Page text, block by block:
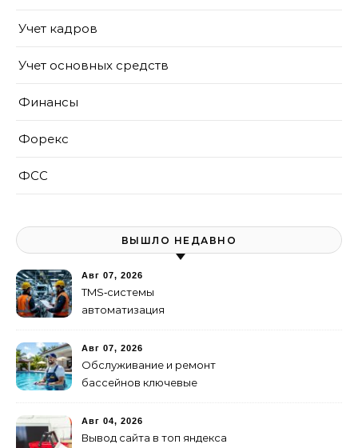
Учет кадров
Учет основных средств
Финансы
Форекс
ФСС
ВЫШЛО НЕДАВНО
Авг 07, 2026
TMS‑системы
автоматизация
Авг 07, 2026
Обслуживание и ремонт
бассейнов ключевые
Авг 04, 2026
Вывод сайта в топ яндекса